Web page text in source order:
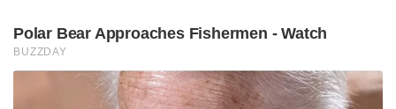
മാറ്റം വരുത്തിയതാണ് MWF (Medium Weight Fighter).
നിലവിലെ തേജസിന്റെ രണ്ടാം പതിപ്പിനു പകരം
പുതിയൊരു വിമാനം തന്നെ രൂപകൽപ്പന
ചെയ്യുകയാണ് HAL ഇപ്പോൾ. 2030നു മുൻപ്